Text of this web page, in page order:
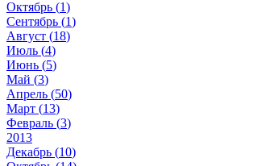
Октябрь (1)
Сентябрь (1)
Август (18)
Июль (4)
Июнь (5)
Май (3)
Апрель (50)
Март (13)
Февраль (3)
2013
Декабрь (10)